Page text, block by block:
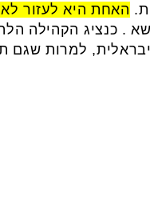
האחת היא לעזור
. כנציג הקהילה
למרות שגם